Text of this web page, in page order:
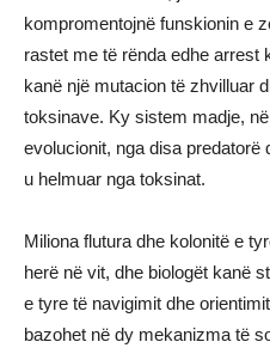
kompromentojnë funskionin e
rastet me të rënda edhe arrest
kanë një mutacion të zhvilluar
toksinave. Ky sistem madje,
evolucionit, nga disa predatorë
u helmuar nga toksinat.
Miliona flutura dhe kolonitë e
herë në vit, dhe biologët kanë
e tyre të navigimit dhe
bazohet në dy mekanizma të